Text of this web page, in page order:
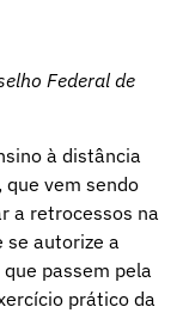
Federal de
à distância
que vem sendo
a retrocessos na
se autorize a
passem pela
prático da